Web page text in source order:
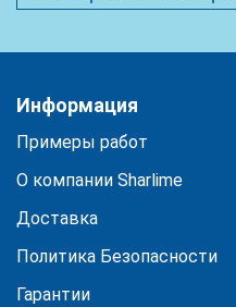
Информация
Примеры работ
О компании Sharlime
Доставка
Политика Безопасности
Гарантии